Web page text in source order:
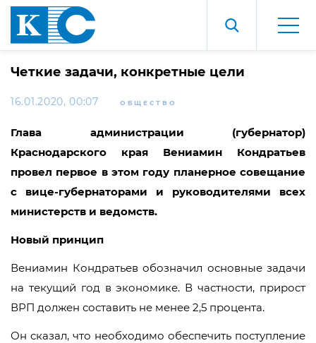
Четкие задачи, конкретные цели
16.01.2020, 00:07 ОБЩЕСТВО
Глава администрации (губернатор)
Краснодарского края Вениамин Кондратьев
провел первое в этом году планерное совещание
с вице-губернаторами и руководителями всех
министерств и ведомств.
Новый принцип
Вениамин Кондратьев обозначил основные задачи
на текущий год в экономике. В частности, прирост
ВРП должен составить не менее 2,5 процента.
Он сказал, что необходимо обеспечить поступление